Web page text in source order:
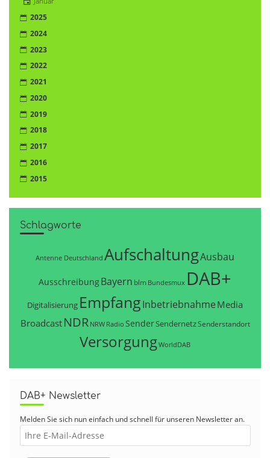
2025
2024
2023
2022
2021
2020
2019
2018
2017
2016
2015
Schlagworte
Antenne Deutschland AufschaltungAusbau
AusschreibungBayern blm Bundesmux DAB+
Digitalisierung EmpfangInbetriebnahme Media
Broadcast NDR NRW Radio SenderSendernetzSenderstandort
VersorgungWorldDAB
DAB+ Newsletter
Melden Sie sich nun einfach und schnell für unseren Newsletter an.